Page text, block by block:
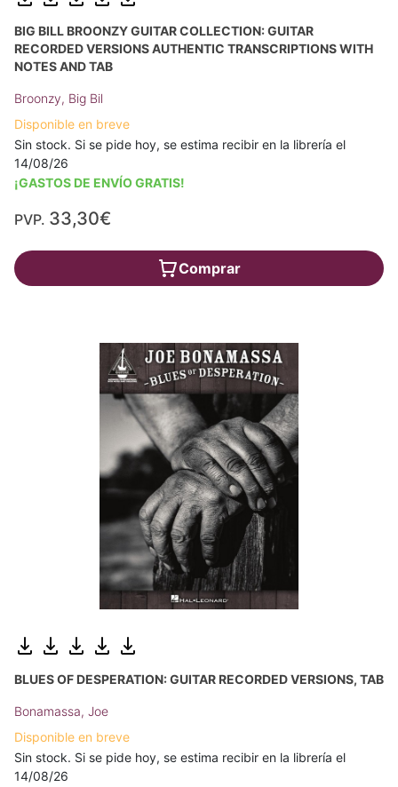
BIG BILL BROONZY GUITAR COLLECTION: GUITAR
RECORDED VERSIONS AUTHENTIC TRANSCRIPTIONS WITH
NOTES AND TAB
Broonzy, Big Bil
Disponible en breve
Sin stock. Si se pide hoy, se estima recibir en la librería el
14/08/26
¡GASTOS DE ENVÍO GRATIS!
PVP. 33,30€
Comprar
BLUES OF DESPERATION: GUITAR RECORDED VERSIONS, TAB
Bonamassa, Joe
Disponible en breve
Sin stock. Si se pide hoy, se estima recibir en la librería el
14/08/26